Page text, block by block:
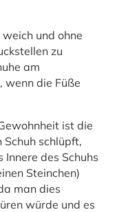
und ohne
zu
am
wenn die Füße
ist die
Schuh schlüpft,
des Schuhs
Steinchen)
man dies
würde und es